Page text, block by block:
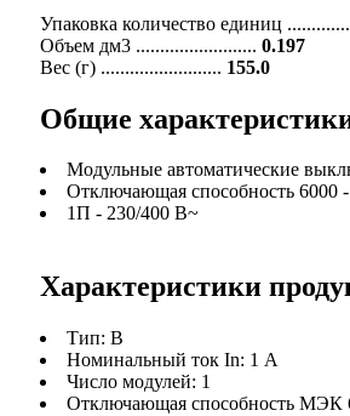
Упаковка количество единиц
Объем дм3 ......................... 0.197
Вес (г) ......................... 155.0
Общие
Модульные автоматические
Отключающая способность
1П - 230/400 В~
Характеристики
Тип: B
Номинальный ток In: 1 А
Число модулей: 1
Отключающая способность МЭК